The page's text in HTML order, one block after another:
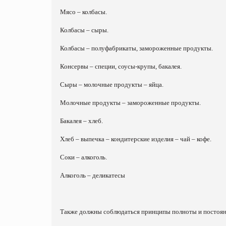
Мясо – колбасы.
Колбасы – сыры.
Колбасы – полуфабрикаты, замороженные продукты.
Консервы – специи, соусы-крупы, бакалея.
Сыры – молочные продукты – яйца.
Молочные продукты – замороженные продукты.
Бакалея – хлеб.
Хлеб – выпечка – кондитерские изделия – чай – кофе.
Соки – алкоголь.
Алкоголь – деликатесы
Также должны соблюдаться принципы полноты и